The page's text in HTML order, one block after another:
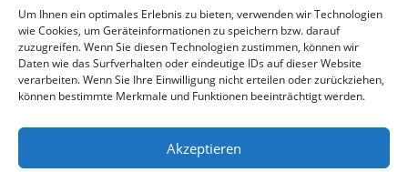
Um Ihnen ein optimales Erlebnis zu bieten, verwenden wir Technologien
wie Cookies, um Geräteinformationen zu speichern bzw. darauf
zuzugreifen. Wenn Sie diesen Technologien zustimmen, können wir
Daten wie das Surfverhalten oder eindeutige IDs auf dieser Website
verarbeiten. Wenn Sie Ihre Einwilligung nicht erteilen oder zurückziehen,
können bestimmte Merkmale und Funktionen beeinträchtigt werden.
Akzeptieren
Versand
Zahlung
Baumann Modellspielwaren
Telefon (0 91 61) 33 84